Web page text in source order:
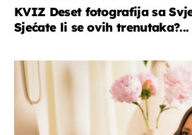
KVIZ Deset fotografija sa
Sjećate li se ovih trenutaka?...
moda & ljepota